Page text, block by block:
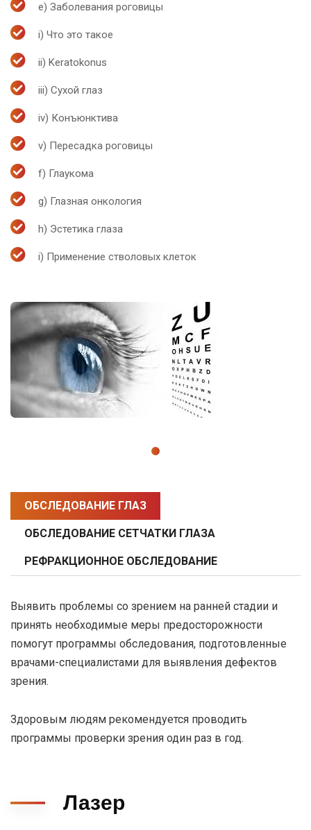
e) Заболевания роговицы
i) Что это такое
ii) Keratokonus
iii) Сухой глаз
iv) Конъюнктива
v) Пересадка роговицы
f) Глаукома
g) Глазная онкология
h) Эстетика глаза
i) Применение стволовых клеток
ОБСЛЕДОВАНИЕ ГЛАЗ
ОБСЛЕДОВАНИЕ СЕТЧАТКИ ГЛАЗА
РЕФРАКЦИОННОЕ ОБСЛЕДОВАНИЕ
Выявить проблемы со зрением на ранней стадии и
принять необходимые меры предосторожности
помогут программы обследования, подготовленные
врачами-специалистами для выявления дефектов
зрения.
Здоровым людям рекомендуется проводить
программы проверки зрения один раз в год.
Лазер